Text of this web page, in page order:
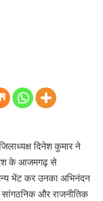
दिनेश कुमार ने
के आजमगढ़ से
भेंट कर उनका अभिनंदन
और राजनीतिक